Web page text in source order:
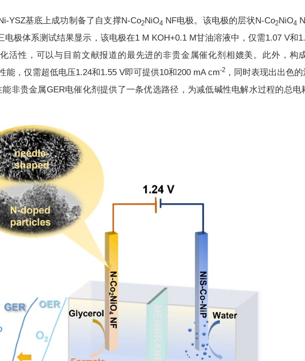
YSZ基底上成功制备了自支撑N-Co2NiO4 NF电极。该电极的层状N-Co2NiO4
极体系测试结果显示，该电极在1 M KOH+0.1 M甘油溶液中，仅需1.07 V和
活性，可以与目前文献报道的最先进的非贵金属催化剂相媲美。此外，构
能，仅需超低电压1.24和1.55 V即可提供10和200 mA cm-2 ，同时表现出出色
非贵金属GER电催化剂提供了一条优选路径，为减低碱性电解水过程的总